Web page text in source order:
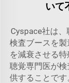
いて
Cyspace社は
検査ブースを
を減衰させる
聴覚専門医が
供することで